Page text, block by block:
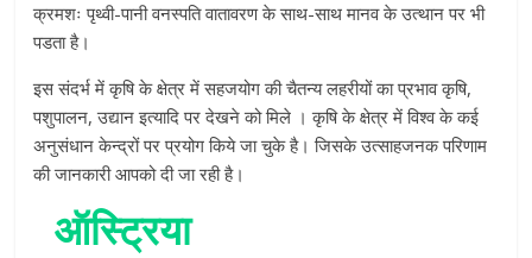
क्रमशः पृथ्वी-पानी वनस्पति वातावरण के साथ-साथ मानव के उत्थान पर भी
पडता है।
इस संदर्भ में कृषि के क्षेत्र में सहजयोग की चैतन्य लहरीयों का प्रभाव कृषि,
पशुपालन, उद्यान इत्यादि पर देखने को मिले । कृषि के क्षेत्र में विश्व के कई
अनुसंधान केन्द्रों पर प्रयोग किये जा चुके है। जिसके उत्साहजनक परिणाम
की जानकारी आपको दी जा रही है।
ऑस्ट्रिया